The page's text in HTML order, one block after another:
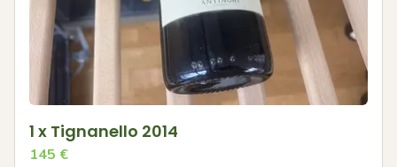
1 x Tignanello 2014
145 €